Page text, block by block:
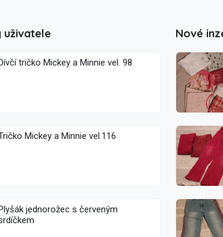
uživatele
tričko Mickey a Minnie vel. 98
Mickey a Minnie vel.116
jednorožec s červeným
Nové